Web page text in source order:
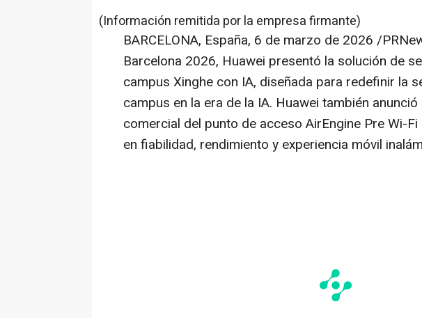
(Información remitida por la empresa firmante)
BARCELONA, España, 6 de marzo de 2026 /
Barcelona 2026, Huawei presentó la solución de
campus Xinghe con IA, diseñada para redefinir la
campus en la era de la IA. Huawei también
comercial del punto de acceso AirEngine Pre Wi-
en fiabilidad, rendimiento y experiencia móvil